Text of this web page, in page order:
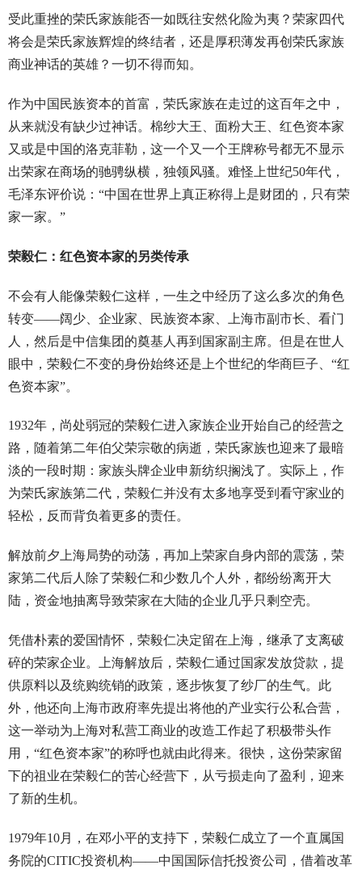
受此重挫的荣氏家族能否一如既往安然化险为夷？荣家四代
将会是荣氏家族辉煌的终结者，还是厚积薄发再创荣氏家族
商业神话的英雄？一切不得而知。
作为中国民族资本的首富，荣氏家族在走过的这百年之中，
从来就没有缺少过神话。棉纱大王、面粉大王、红色资本家
又或是中国的洛克菲勒，这一个又一个王牌称号都无不显示
出荣家在商场的驰骋纵横，独领风骚。难怪上世纪50年代，
毛泽东评价说：“中国在世界上真正称得上是财团的，只有荣
家一家。”
荣毅仁：红色资本家的另类传承
不会有人能像荣毅仁这样，一生之中经历了这么多次的角色
转变——阔少、企业家、民族资本家、上海市副市长、看门
人，然后是中信集团的奠基人再到国家副主席。但是在世人
眼中，荣毅仁不变的身份始终还是上个世纪的华商巨子、“红
色资本家”。
1932年，尚处弱冠的荣毅仁进入家族企业开始自己的经营之
路，随着第二年伯父荣宗敬的病逝，荣氏家族也迎来了最暗
淡的一段时期：家族头牌企业申新纺织搁浅了。实际上，作
为荣氏家族第二代，荣毅仁并没有太多地享受到看守家业的
轻松，反而背负着更多的责任。
解放前夕上海局势的动荡，再加上荣家自身内部的震荡，荣
家第二代后人除了荣毅仁和少数几个人外，都纷纷离开大
陆，资金地抽离导致荣家在大陆的企业几乎只剩空壳。
凭借朴素的爱国情怀，荣毅仁决定留在上海，继承了支离破
碎的荣家企业。上海解放后，荣毅仁通过国家发放贷款，提
供原料以及统购统销的政策，逐步恢复了纱厂的生气。此
外，他还向上海市政府率先提出将他的产业实行公私合营，
这一举动为上海对私营工商业的改造工作起了积极带头作
用，“红色资本家”的称呼也就由此得来。很快，这份荣家留
下的祖业在荣毅仁的苦心经营下，从亏损走向了盈利，迎来
了新的生机。
1979年10月，在邓小平的支持下，荣毅仁成立了一个直属国
务院的CITIC投资机构——中国国际信托投资公司，借着改革